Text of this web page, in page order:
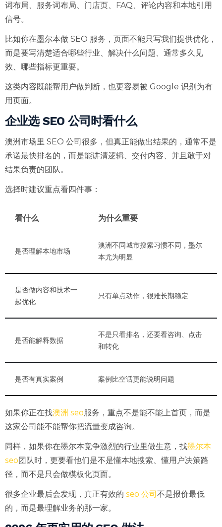
词布局、服务词布局、门店页、FAQ、评论内容和本地引用
信号。
比如你在墨尔本做 SEO 服务，页面不能只写我们提供优化，
而是要写清楚适合哪些行业、解决什么问题、通常多久见
效、哪些指标更重要。
这类内容既能帮用户做判断，也更容易被 Google 识别为有
用页面。
企业选 SEO 公司时看什么
澳洲市场里 SEO 公司很多，但真正能做出结果的，通常不是
承诺最快排名的，而是能讲清逻辑、交付内容、并且敢于对
结果负责的团队。
选择时建议重点看四件事：
看什么 为什么重要
是否理解本地市场
澳洲不同城市搜索习惯不同，墨尔
本尤为明显
是否做内容和技术一
起优化
只有单点动作，很难长期稳定
是否能解释数据
不是只看排名，还要看咨询、点击
和转化
是否有真实案例 案例比空话更能说明问题
如果你正在找澳洲 seo服务，重点不是能不能上首页，而是
这家公司能不能帮你把流量变成咨询。
同样，如果你在墨尔本竞争激烈的行业里做生意，找墨尔本
seo团队时，更要看他们是不是懂本地搜索、懂用户决策路
径，而不是只会做模板化页面。
很多企业最后会发现，真正有效的 seo 公司不是报价最低
的，而是最理解业务的那一家。